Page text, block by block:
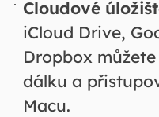
Cloudové
iCloud Drive,
Dropbox
dálku a
Macu.